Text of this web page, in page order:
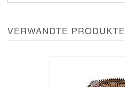
VERWANDTE PRODUKTE